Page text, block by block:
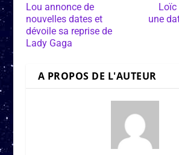
Lou annonce de
nouvelles dates et
dévoile sa reprise de
Lady Gaga
Loïc
une
A PROPOS DE L'AUTEUR